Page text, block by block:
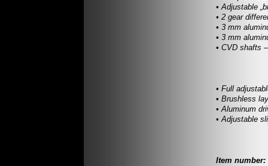
• Adjustable
• 2 gear
• 3 mm
• 3 mm
• CVD shafts
• Full
• Brushless
• Aluminum
• Adjustable
Item number: